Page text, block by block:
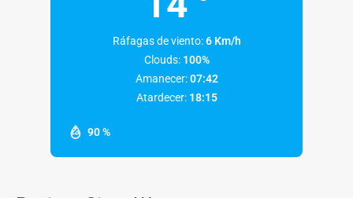
90 %
Ráfagas de viento: 6 Km/h
Clouds: 100%
Amanecer: 07:42
Atardecer: 18:15